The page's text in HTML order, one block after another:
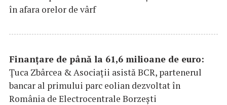
în afara orelor de vârf
Finanțare de până la 61,6 milioane de euro:
Țuca Zbârcea & Asociații asistă BCR, partenerul
bancar al primului parc eolian dezvoltat în
România de Electrocentrale Borzești